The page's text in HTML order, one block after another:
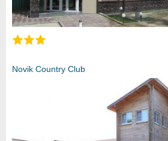
Novik Country Club